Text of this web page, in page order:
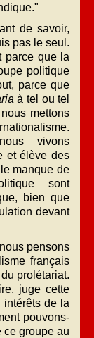
de savoir,
pas le seul.
parce que la
politique
parce que
à tel ou tel
mettons
vivons
et élève des
manque de
sont
bien que
devant
pensons
français
prolétariat.
juge cette
intérêts de la
pouvons-
ce groupe au